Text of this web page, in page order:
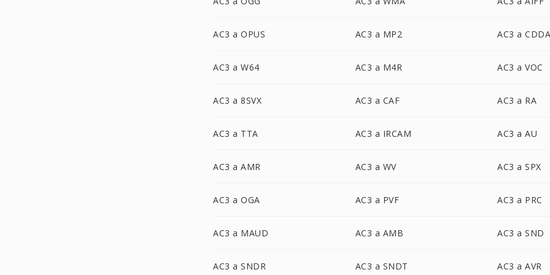
AC3 a OPUS AC3 a MP2 AC3 a
AC3 a W64 AC3 a M4R AC3 a VOC
AC3 a 8SVX AC3 a CAF AC3 a RA
AC3 a TTA AC3 a IRCAM AC3 a AU
AC3 a AMR AC3 a WV AC3 a SPX
AC3 a OGA AC3 a PVF AC3 a PRC
AC3 a MAUD AC3 a AMB AC3 a SND
AC3 a SNDR AC3 a SNDT AC3 a AVR